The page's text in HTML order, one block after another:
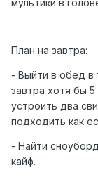
мультики в
План на завтра:
- Выйти в обед в
завтра хотя бы
устроить два
подходить как
- Найти
кайф.